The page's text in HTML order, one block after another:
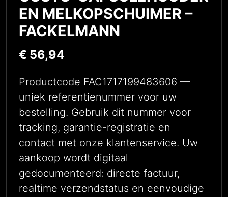
EN MELKOPSCHUIMER –
FACKELMANN
€ 56,94
Productcode FAC1717199483606 —
uniek referentienummer voor uw
bestelling. Gebruik dit nummer voor
tracking, garantie-registratie en
contact met onze klantenservice. Uw
aankoop wordt digitaal
gedocumenteerd: directe factuur,
realtime verzendstatus en eenvoudige